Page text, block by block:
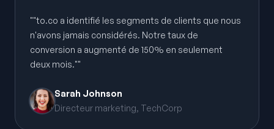
""to.co a identifié les segments de clients que nous
n'avons jamais considérés. Notre taux de
conversion a augmenté de 150% en seulement
deux mois.""
Sarah Johnson
Directeur marketing, TechCorp